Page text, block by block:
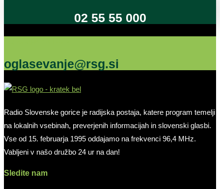
02 55 55 000
oglasevanje@rsg.si
Radio Slovenske gorice je radijska postaja, katere program temelji
na lokalnih vsebinah, preverjenih informacijah in slovenski glasbi.
Vse od 15. februarja 1995 oddajamo na frekvenci 96,4 MHz.
Vabljeni v našo družbo 24 ur na dan!
Sledite nam